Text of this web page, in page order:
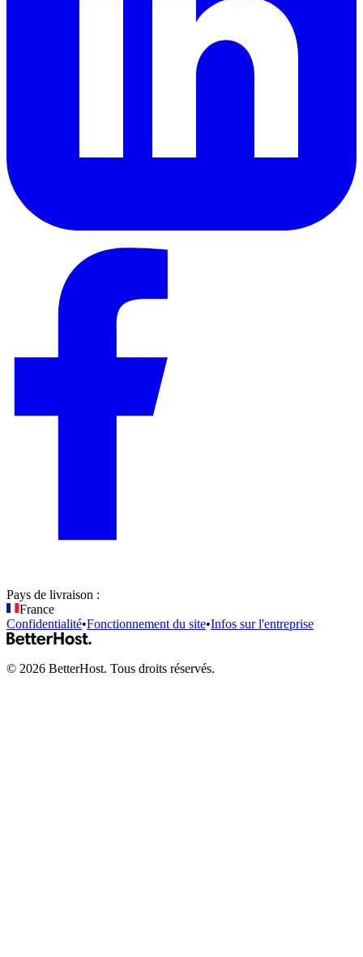
Pays de livraison :
France
Confidentialité•Fonctionnement du site•Infos sur l'entreprise
© 2026 BetterHost. Tous droits réservés.